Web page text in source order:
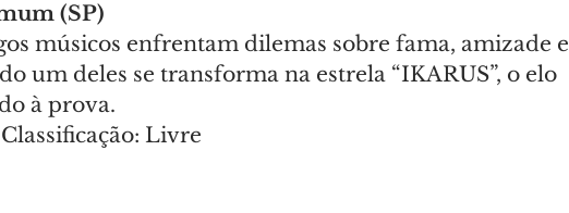
(SP)
músicos enfrentam dilemas sobre fama, amizade e
um deles se transforma na estrela “IKARUS”, o elo
à prova.
Livre